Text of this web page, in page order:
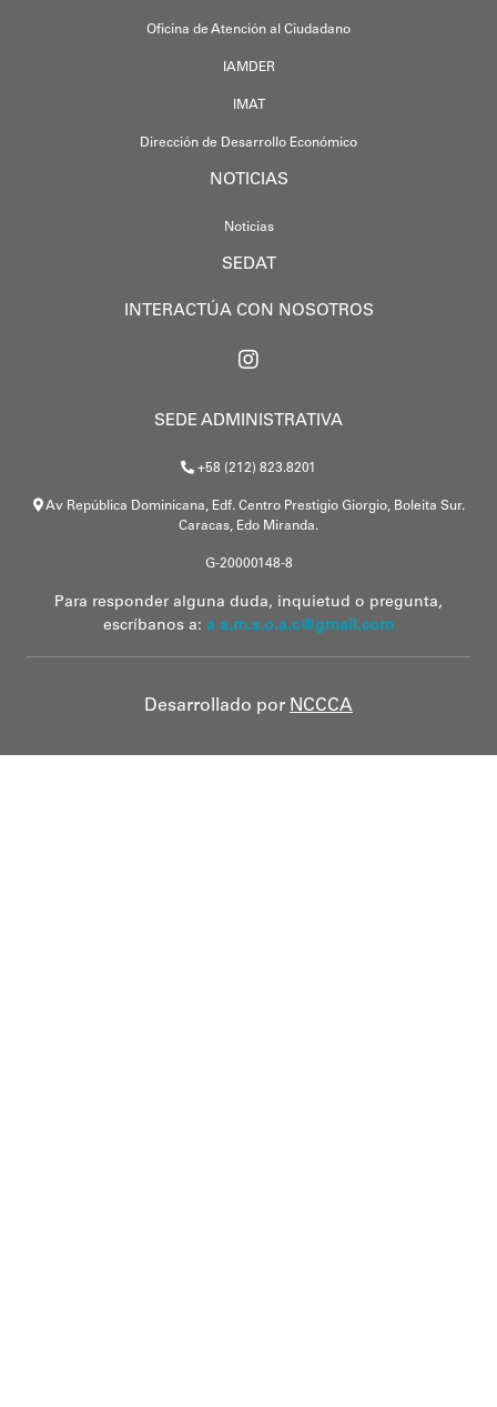
Oficina de Atención al Ciudadano
IAMDER
IMAT
Dirección de Desarrollo Económico
NOTICIAS
Noticias
SEDAT
INTERACTÚA CON NOSOTROS
SEDE ADMINISTRATIVA
+58 (212) 823.8201
Av República Dominicana, Edf. Centro Prestigio Giorgio, Boleita Sur.
Caracas, Edo Miranda.
G-20000148-8
Para responder alguna duda, inquietud o pregunta,
escríbanos a: a a.m.s.o.a.c@gmail.com
Desarrollado por NCCCA